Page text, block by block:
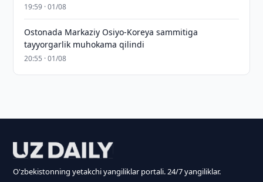
19:59 · 01/08
Ostonada Markaziy Osiyo-Koreya sammitiga
tayyorgarlik muhokama qilindi
20:55 · 01/08
O'zbekistonning yetakchi yangiliklar portali. 24/7 yangiliklar.